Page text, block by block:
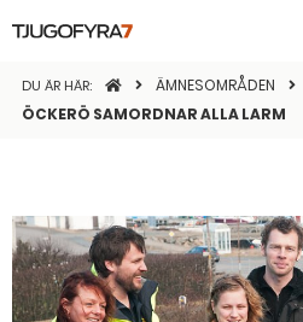
DU ÄR HÄR: STARTSIDANÄMNESOMRÅDEN
ÖCKERÖ SAMORDNAR ALLA LARM